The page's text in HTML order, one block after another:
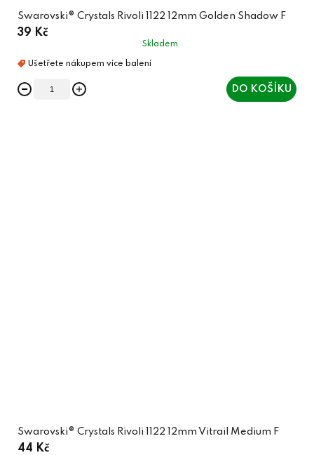
Swarovski® Crystals Rivoli 1122 12mm Golden Shadow F
39 Kč
Skladem
DO KOŠÍKU
Swarovski® Crystals Rivoli 1122 12mm Vitrail Medium F
44 Kč